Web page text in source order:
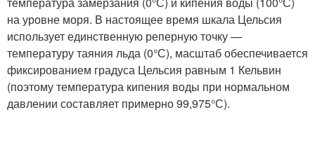
на уровне моря. В настоящее время шкала Цельсия
использует единственную реперную точку —
температуру таяния льда (0°С), масштаб обеспечивается
фиксированием градуса Цельсия равным 1 Кельвин
(поэтому температура кипения воды при нормальном
давлении составляет примерно 99,975°С).